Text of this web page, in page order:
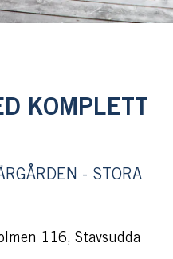
KOMPLETT
- STORA
116, Stavsudda